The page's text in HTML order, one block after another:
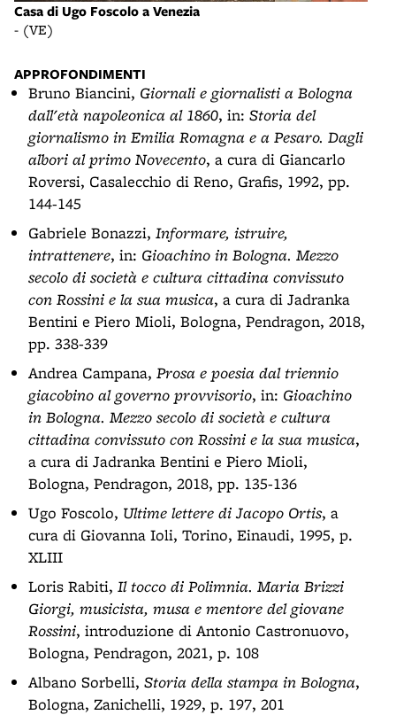
Casa di Ugo Foscolo a Venezia
- (VE)
APPROFONDIMENTI
Bruno Biancini, Giornali e giornalisti a Bologna
dall'età napoleonica al 1860, in: Storia del
giornalismo in Emilia Romagna e a Pesaro. Dagli
albori al primo Novecento, a cura di Giancarlo
Roversi, Casalecchio di Reno, Grafis, 1992, pp.
144-145
Gabriele Bonazzi, Informare, istruire,
intrattenere, in: Gioachino in Bologna. Mezzo
secolo di società e cultura cittadina convissuto
con Rossini e la sua musica, a cura di Jadranka
Bentini e Piero Mioli, Bologna, Pendragon, 2018,
pp. 338-339
Andrea Campana, Prosa e poesia dal triennio
giacobino al governo provvisorio, in: Gioachino
in Bologna. Mezzo secolo di società e cultura
cittadina convissuto con Rossini e la sua musica,
a cura di Jadranka Bentini e Piero Mioli,
Bologna, Pendragon, 2018, pp. 135-136
Ugo Foscolo, Ultime lettere di Jacopo Ortis, a
cura di Giovanna Ioli, Torino, Einaudi, 1995, p.
XLIII
Loris Rabiti, Il tocco di Polimnia. Maria Brizzi
Giorgi, musicista, musa e mentore del giovane
Rossini, introduzione di Antonio Castronuovo,
Bologna, Pendragon, 2021, p. 108
Albano Sorbelli, Storia della stampa in Bologna,
Bologna, Zanichelli, 1929, p. 197, 201